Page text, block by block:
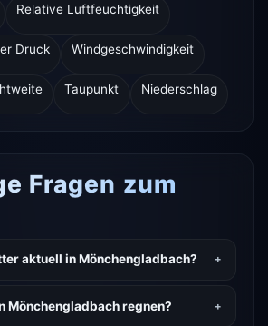
Relative Luftfeuchtigkeit
Druck Windgeschwindigkeit
Taupunkt Niederschlag
Fragen zum
aktuell in Mönchengladbach?
Mönchengladbach regnen?